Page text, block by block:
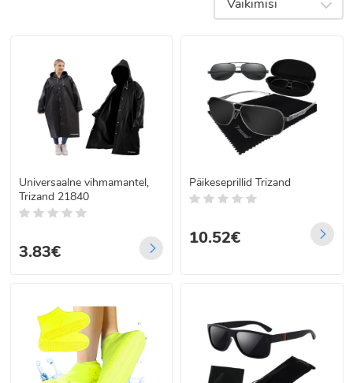
sobiva mudeli nii nädalalõpureisiks kui ka
kortsukindlad ja mugavad riided mis on
mõeldud just reisimiseks Need tagavad
hea enesetunde lennu või pika sõidu ajal
ning aitavad sul igas olukorras välja näha
stiilselt – olgu see vaba aeg või ametlik
Vaikimisi
Universaalne vihmamantel,
Trizand 21840
3.83€
Päikeseprillid Trizand
10.52€